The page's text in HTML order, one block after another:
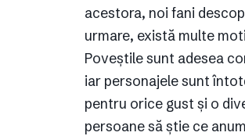
acestora, noi fani
urmare, există multe
Poveștile sunt adesea
iar personajele sunt
pentru orice gust și o
persoane să știe ce